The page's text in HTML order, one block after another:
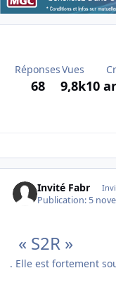
Réponses
68
Vues
9,8k10
Invité Fabr
Publication: 5
« S2R »
. Elle est fortement